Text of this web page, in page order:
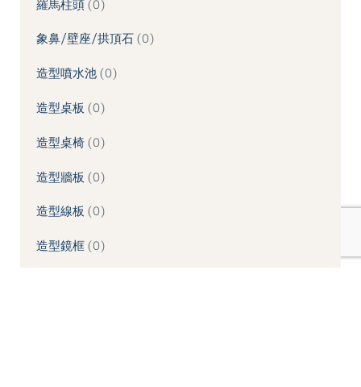
象鼻/壁座/拱頂石 0
造型噴水池 0
造型桌板 0
造型桌椅 0
造型牆板 0
造型線板 0
造型鏡框 0